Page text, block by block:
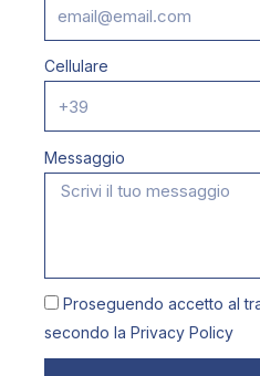
Cellulare
Messaggio
Proseguendo accetto al
secondo la Privacy Policy